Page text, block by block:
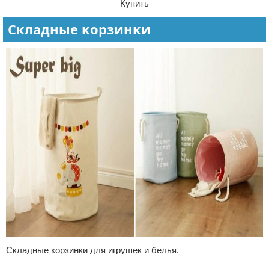
Купить
Складные корзинки
Складные корзинки для игрушек и белья.